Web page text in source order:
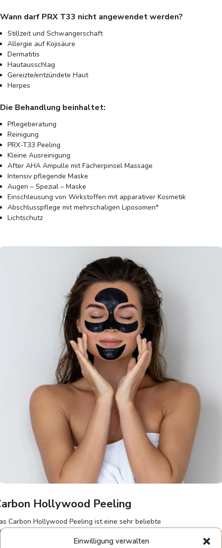
Einwilligung verwalten
Wann darf PRX T33 nicht angewendet werden?
Stillzeit und Schwangerschaft
Allergie auf Kojisäure
Dermatitis
Hautausschlag
Gereizte/entzündete Haut
Herpes
Die Behandlung beinhaltet:
Pflegeberatung
Reinigung
PRX-T33 Peeling
Kleine Ausreinigung
After AHA Ampulle mit Fächerpinsel Massage
Intensiv pflegende Maske
Augen – Spezial – Maske
Einschleusung von Wirkstoffen mit apparativer Kosmetik
Abschlusspflege mit mehrschaligen Liposomen*
Lichtschutz
Hollywood Peeling
Carbon Hollywood Peeling ist eine sehr beliebte
die dabei hilft, das Erscheinungsbild alternder,
Haut zu verjüngen und ein jugendliches Aussehen